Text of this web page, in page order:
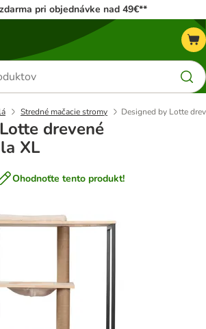
pri objednávke nad 49€**
Stredné mačacie stromy Designed by Lotte
drevené
XL
Ohodnoťte tento produkt!